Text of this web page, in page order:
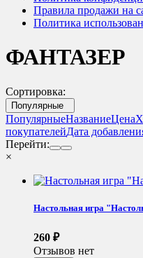
Правила продажи на
Политика
ФАНТАЗЕР
Сортировка:
Популярные
ПопулярныеНазваниеЦена
покупателейДата
Перейти:
×
Настольная игра
260 ₽
Отзывов нет